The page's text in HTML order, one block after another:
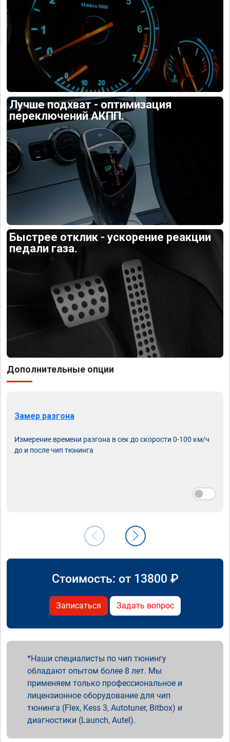
Лучше подхват - оптимизация
переключений АКПП.
Быстрее отклик - ускорение реакции
педали газа.
Дополнительные опции
Замер разгона
Измерение времени разгона в сек до скорости 0-100 км/ч
до и после чип тюнинга
Стоимость: от 13800 ₽
Записаться Задать вопрос
Наши специалисты по чип тюнингу
обладают опытом более 8 лет. Мы
применяем только профессиональное и
лицензионное оборудование для чип
тюнинга (Flex, Kess 3, Autotuner, Bitbox) и
диагностики (Launch, Autel).